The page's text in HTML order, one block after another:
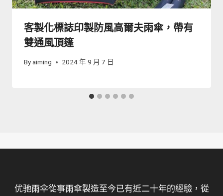
客製化標誌印製防風高爾夫雨傘，帶有
雙通風頂篷
Byaiming 2024 年 9 月 7 日
优驰雨伞從事雨傘製造至今已有近二十年的經驗，從